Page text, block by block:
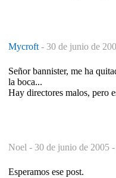
Mycroft - 30 de junio de
Señor bannister, me ha
la boca...
Hay directores malos, pero
Noel - 30 de junio de 2005
Esperamos ese post.